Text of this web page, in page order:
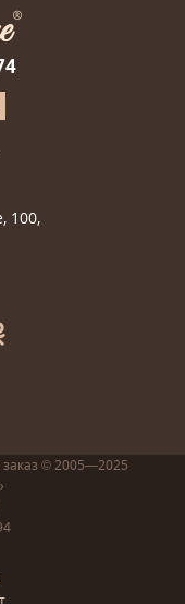
100,
© 2005—2025